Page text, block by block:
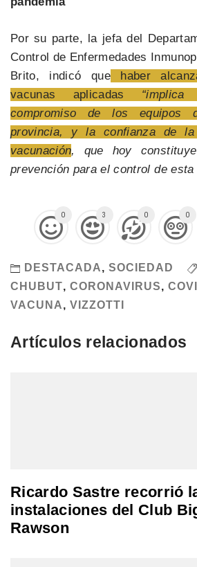
Por su parte, la jefa del
Control de Enfermedades
Brito, indicó quehaber
vacunas aplicadas
compromiso de los equipos
provincia, y la confianza de
vacunación, que hoy
prevención para el control de esta
0 3 0 0
DESTACADA, SOCIEDAD
CHUBUT, CORONAVIRUS,
VACUNA, VIZZOTTI
Artículos relacionados
Ricardo Sastre recorrió
instalaciones del Club
Rawson